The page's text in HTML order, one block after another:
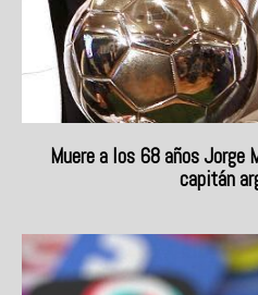
Muere a los 68 años Jorge
capitán